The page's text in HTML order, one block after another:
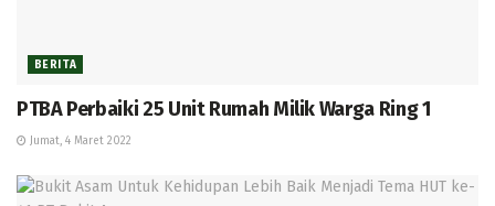
BERITA
PTBA Perbaiki 25 Unit Rumah Milik Warga Ring 1
Jumat, 4 Maret 2022